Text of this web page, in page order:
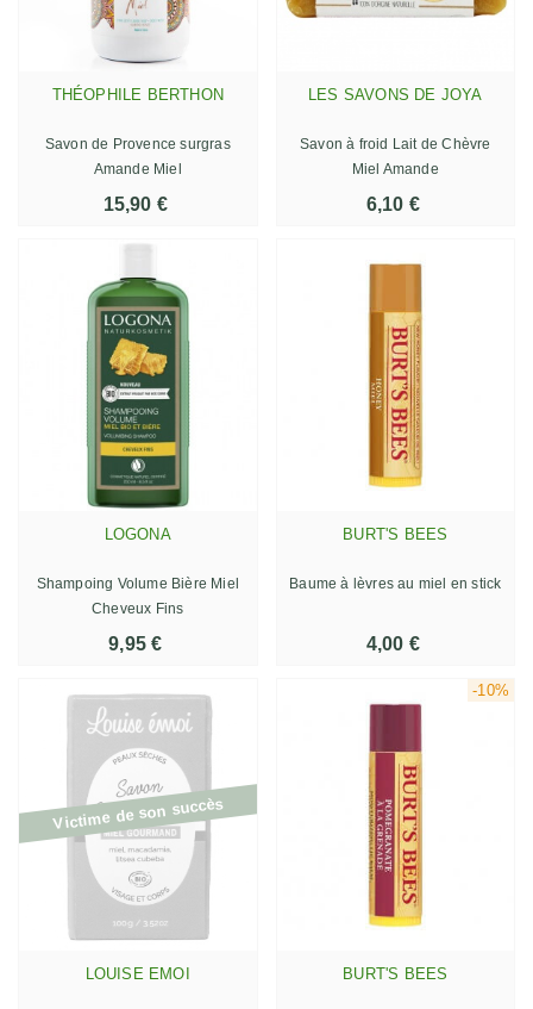
THÉOPHILE BERTHON
Savon de Provence surgras
Amande Miel
15,90 €
LES SAVONS DE JOYA
Savon à froid Lait de Chèvre
Miel Amande
6,10 €
LOGONA
Shampoing Volume Bière Miel
Cheveux Fins
9,95 €
BURT'S BEES
Baume à lèvres au miel en stick
4,00 €
Victime de son succès
LOUISE EMOI
-10%
BURT'S BEES